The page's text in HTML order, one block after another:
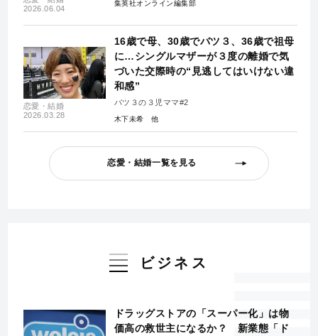
2026.06.04
集英社オンライン編集部
恋愛・結婚
2026.03.28
16歳で母、30歳でバツ３、36歳で祖母
に…シングルマザーが３度の離婚で気
づいた交際時の“見逃してはいけない違
和感”
バツ３の３児ママ#2
木下未希
恋愛・結婚一覧を見る
ビジネス
ドラッグストアの「スーパー化」は物
価高の救世主になるか？ 新業態「ド